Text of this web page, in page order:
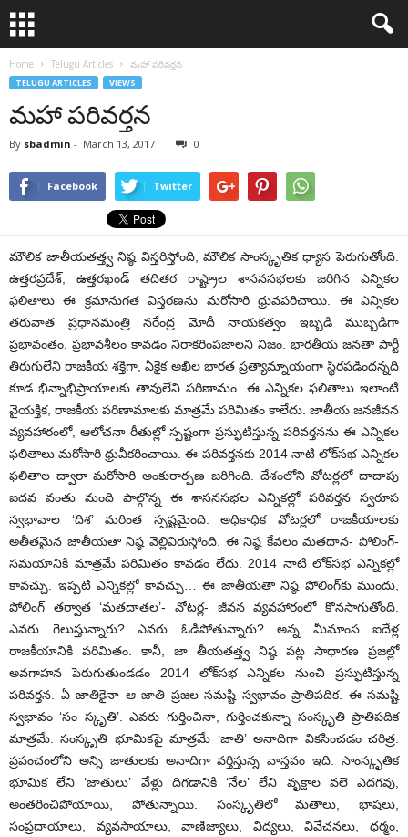
Home Telugu Articles మహా పరివర్తన
TELUGU ARTICLES VIEWS
మహా పరివర్తన
By sbadmin - March 13, 2017 0
Facebook Twitter
మౌలిక జాతీయతత్త్వ నిష్ఠ విస్తరిస్తోంది,మౌలికసాంస్కృతిక ధ్యాస పెరుగుతోంది.
ఉత్తరప్రదేశ్, ఉత్తరఖండ్ తదితర రాష్ట్రాల శాసనసభలకు జరిగిన ఎన్నికల
ఫలితాలు ఈ క్రమానుగత విస్తరణను మరోసారి ధ్రువపరిచాయి. ఈ ఎన్నికల
తరువాత ప్రధానమంత్రి నరేంద్ర మోదీ నాయకత్వం ఇబ్బడి ముబ్బడిగా
ప్రభావంతం, ప్రభావశీలం కావడం నిరాకరింపజాలని నిజం. భారతీయ జనతా పార్టీ
తిరుగులేని రాజకీయ శక్తిగా, ఏకైక అఖిల భారత ప్రత్యామ్నాయంగా స్థిరపడిందన్నది
కూడ భిన్నాభిప్రాయాలకు తావులేని పరిణామం. ఈ ఎన్నికల ఫలితాలు ఇలాంటి
వైయక్తిక, రాజకీయ పరిణామాలకు మాత్రమే పరిమితం కాలేదు. జాతీయ జనజీవన
వ్యవహారంలో, ఆలోచనా రీతుల్లో స్పష్టంగా ప్రస్ఫుటిస్తున్న పరివర్తనను ఈ ఎన్నికల
ఫలితాలు మరోసారి ధ్రువీకరించాయి. ఈ పరివర్తనకు 2014 నాటి లోక్‌సభ ఎన్నికల
ఫలితాల ద్వారా మరోసారి అంకురార్పణ జరిగింది. దేశంలోని వోటర్లలో దాదాపు
ఐదవ వంతు మంది పాల్గొన్న ఈ శాసనసభల ఎన్నికల్లో పరివర్తన స్వరూప
స్వభావాల ‘దిశ’ మరింత స్పష్టమైంది. అధికాధిక వోటర్లలో రాజకీయాలకు
అతీతమైన జాతీయతా నిష్ఠ వెల్లివిరుస్తోంది. ఈ నిష్ఠ కేవలం మతదాన- పోలింగ్-
సమయానికి మాత్రమే పరిమితం కావడం లేదు. 2014 నాటి లోక్‌సభ ఎన్నికల్లో
కావచ్చు. ఇప్పటి ఎన్నికల్లో కావచ్చు… ఈ జాతీయతా నిష్ఠ పోలింగ్‌కు ముందు,
పోలింగ్ తర్వాత ‘మతదాతల’- వోటర్ల- జీవన వ్యవహారంలో కొనసాగుతోంది.
ఎవరు గెలుస్తున్నారు? ఎవరు ఓడిపోతున్నారు? అన్న మీమాంస ఐదేళ్ల
రాజకీయానికి పరిమితం. కానీ, జా తీయతత్త్వ నిష్ఠ పట్ల సాధారణ ప్రజల్లో
అవగాహన పెరుగుతుండడం 2014 లోక్‌సభ ఎన్నికల నుంచి ప్రస్ఫుటిస్తున్న
పరివర్తన. ఏ జాతికైనా ఆ జాతి ప్రజల సమష్టి స్వభావం ప్రాతిపదిక. ఈ సమష్టి
స్వభావం ‘సం స్కృతి’. ఎవరు గుర్తించినా, గుర్తించకున్నా సంస్కృతి ప్రాతిపదిక
మాత్రమే. సంస్కృతి భూమికపై మాత్రమే ‘జాతి’ అనాదిగా వికసించడం చరిత్ర.
ప్రపంచంలోని అన్ని జాతులకు అనాదిగా వర్తిస్తున్న వాస్తవం ఇది. సాంస్కృతిక
భూమిక లేని ‘జాతులు’ వేళ్లు దిగడానికి ‘నేల’ లేని వృక్షాల వలె ఎదగవు,
అంతరించిపోయాయి, పోతున్నాయి. సంస్కృతిలో మతాలు, భాషలు,
సంప్రదాయాలు, వ్యవసాయాలు, వాణిజ్యాలు, విద్యలు, వివేచనలు, ధర్మం,